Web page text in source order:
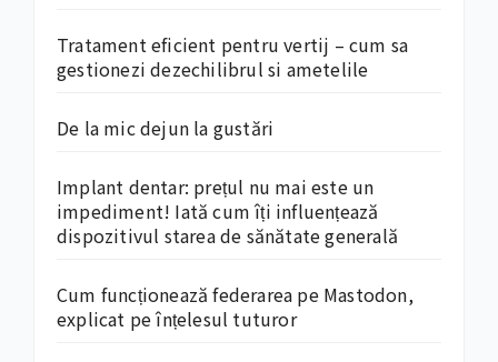
Tratament eficient pentru vertij – cum sa
gestionezi dezechilibrul si ametelile
De la mic dejun la gustări
Implant dentar: prețul nu mai este un
impediment! Iată cum îți influențează
dispozitivul starea de sănătate generală
Cum funcționează federarea pe Mastodon,
explicat pe înțelesul tuturor